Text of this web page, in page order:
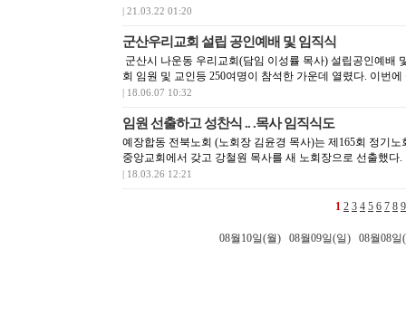
| 21.03.22 01:20
군산우리교회 설립 공인예배 및 임직식
군산시 나운동 우리교회(담임 이성률 목사) 설립공인예배
회 임원 및 교인등 250여명이 참석한 가운데 열렸다. 이번에
| 18.06.07 10:32
임원 선출하고 성찬식 .. .목사 임직식도
예장합동 전북노회 (노회장 김윤경 목사)는 제165회 정기노
중앙교회에서 갖고 강철원 목사를 새 노회장으로 선출했다
| 18.03.26 12:21
1 2 3 4 5 6 7 8 9
08월10일(월) 08월09일(일) 08월08일